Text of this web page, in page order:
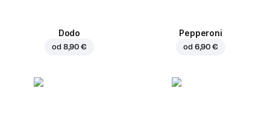
Dodo
od 8,90 €
Pepperoni
od 6,90 €